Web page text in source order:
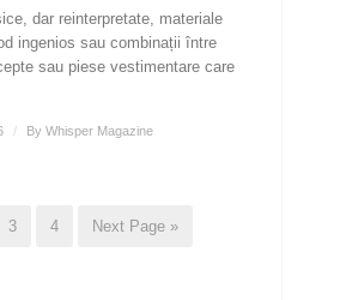
dar reinterpretate, materiale
ingenios sau combinații între
sau piese vestimentare care
/ By Whisper Magazine
3 4 Next Page »